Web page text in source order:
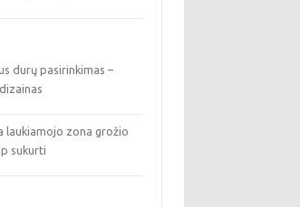
durų pasirinkimas –
laukiamojo zona grožio
sukurti